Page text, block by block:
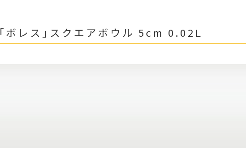
「ボレス」スクエアボウル 5cm 0.02L